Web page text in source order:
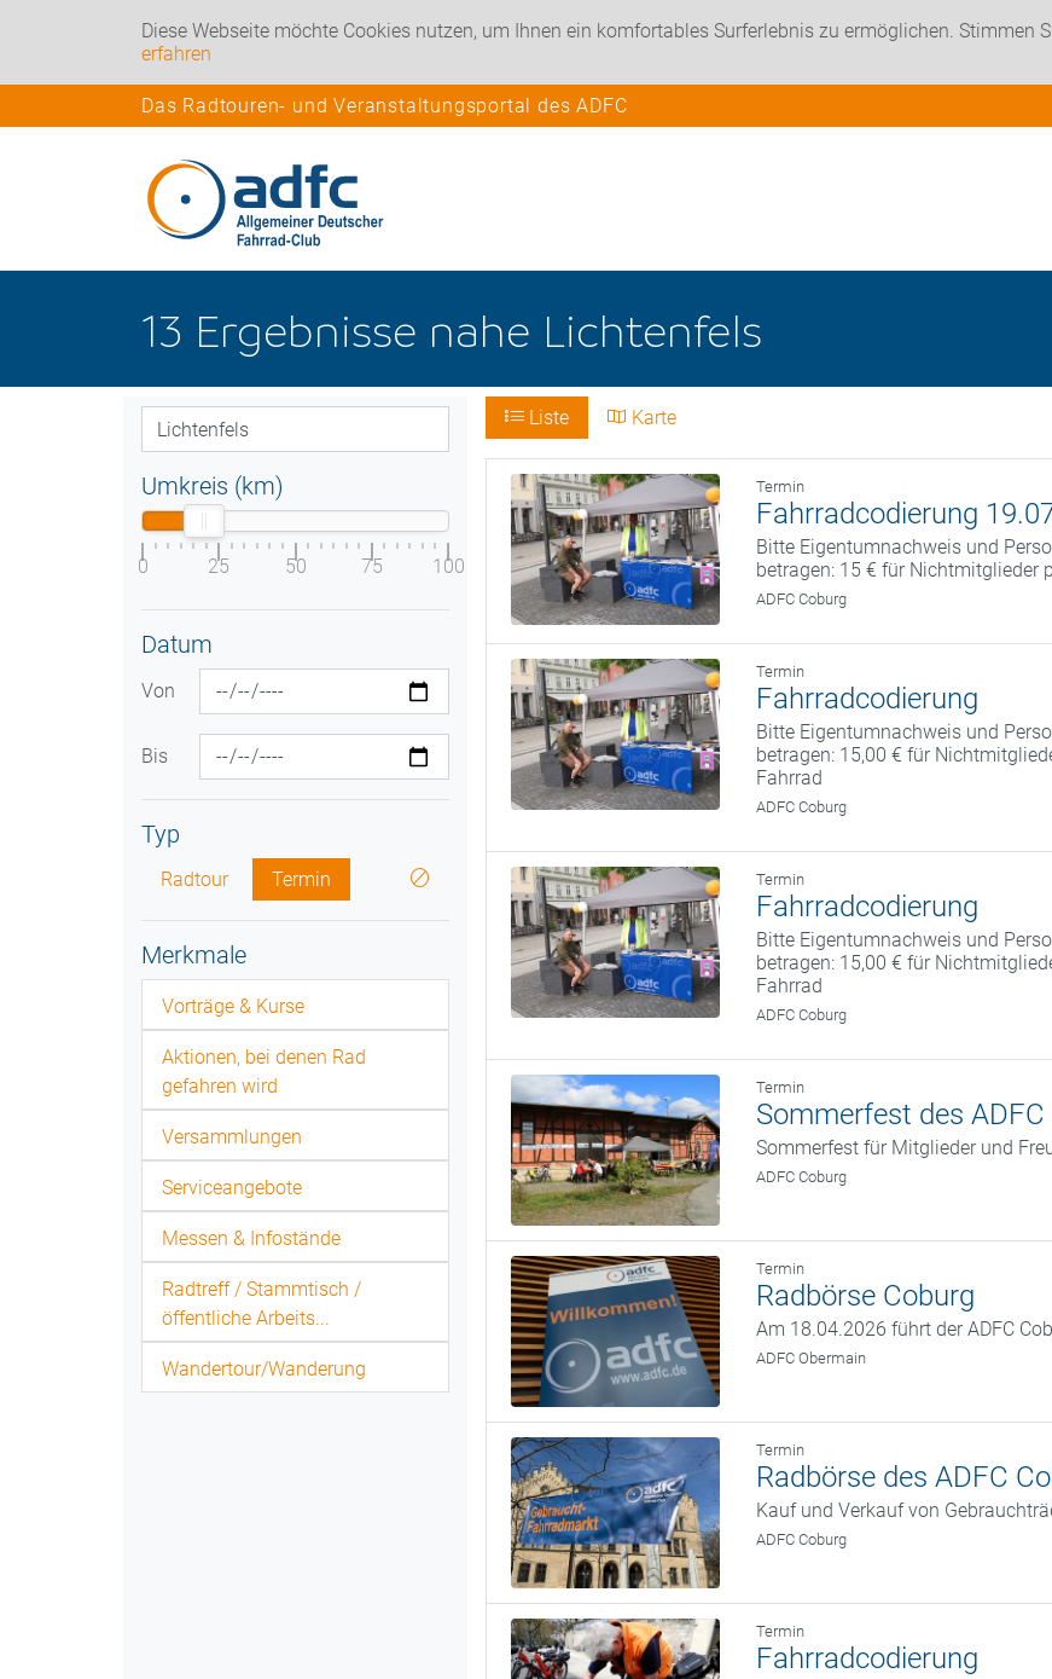
Diese Webseite möchte Cookies nutzen, um Ihnen ein komfortables Surferlebnis zu ermöglichen. Stimmen
erfahren
Das Radtouren- und Veranstaltungsportal des ADFC
13 Ergebnisse nahe Lichtenfels
Umkreis (km)
0 25 50 75 100
Datum
Von
Bis
Typ
Radtour Termin
Merkmale
Vorträge & Kurse
Aktionen, bei denen Rad
gefahren wird
Versammlungen
Serviceangebote
Messen & Infostände
Radtreff / Stammtisch /
öffentliche Arbeits...
Wandertour/Wanderung
Liste Karte
Termin
Fahrradcodierung
Bitte Eigentumnachweis und
betragen: 15 € für Nichtmitglieder
ADFC Coburg
Termin
Fahrradcodierung
Bitte Eigentumnachweis und
betragen: 15,00 € für
Fahrrad
ADFC Coburg
Termin
Fahrradcodierung
Bitte Eigentumnachweis und
betragen: 15,00 € für
Fahrrad
ADFC Coburg
Termin
Sommerfest des ADFC
Sommerfest für Mitglieder und
ADFC Coburg
Termin
Radbörse Coburg
Am 18.04.2026 führt der ADFC
ADFC Obermain
Termin
Radbörse des ADFC
Kauf und Verkauf von
ADFC Coburg
Termin
Fahrradcodierung